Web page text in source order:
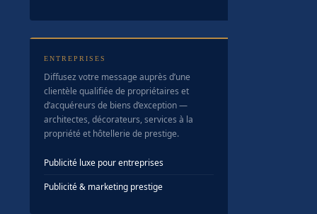
ENTREPRISES
Diffusez votre message auprès d’une
clientèle qualifiée de propriétaires et
d’acquéreurs de biens d’exception —
architectes, décorateurs, services à la
propriété et hôtellerie de prestige.
Publicité luxe pour entreprises
Publicité & marketing prestige